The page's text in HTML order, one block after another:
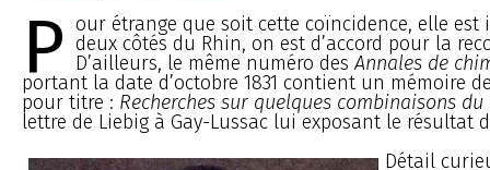
P our étrange que soit cette coïncidence, elle est
deux côtés du Rhin, on est d’accord pour la
D’ailleurs, le même numéro desAnnales de
portant la date d’octobre 1831 contient un mémoire
pour titre : Recherches sur quelques combinaisons du
lettre de Liebig à Gay-Lussac lui exposant le résultat
Détail